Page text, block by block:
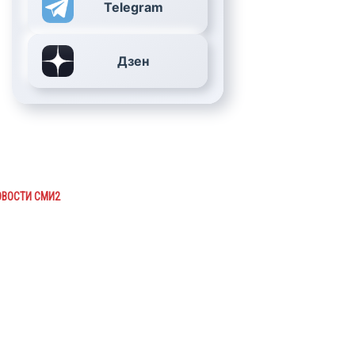
Telegram
Дзен
СМИ2